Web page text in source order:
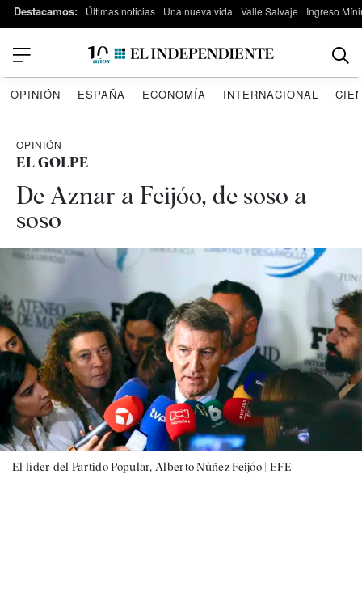
Destacamos: Últimas noticias Una nueva vida Valle Salvaje Ingreso
OPINIÓN ESPAÑA ECONOMÍA INTERNACIONAL
OPINIÓN
EL GOLPE
De Aznar a Feijóo, de soso a
soso
El líder del Partido Popular, Alberto Núñez Feijóo | EFE